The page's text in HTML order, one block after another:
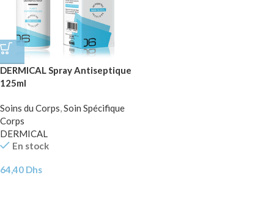
DERMICAL Spray Antiseptique
125ml
Soins du Corps,Soin Spécifique
Corps
DERMICAL
En stock
64,40 Dhs